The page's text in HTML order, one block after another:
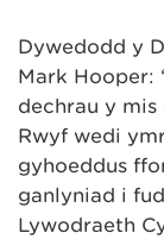
Dywedodd y
Mark Hooper:
dechrau y mis
Rwyf wedi
gyhoeddus
ganlyniad i
Lywodraeth